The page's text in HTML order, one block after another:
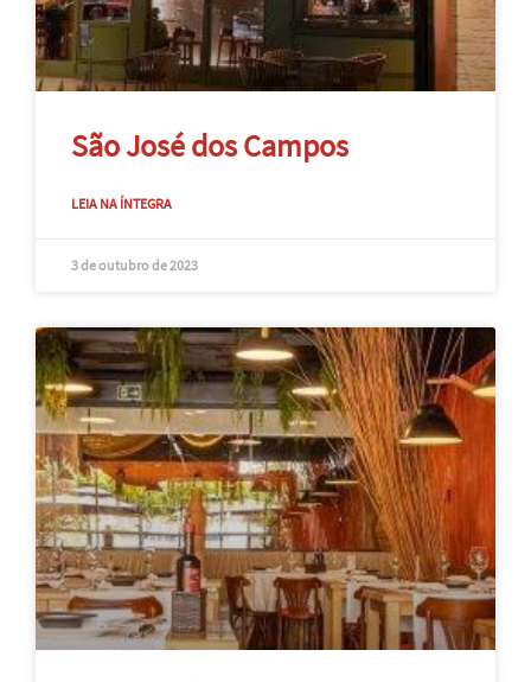
São José dos Campos
LEIA NA ÍNTEGRA
3 de outubro de 2023